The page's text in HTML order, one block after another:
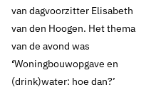
van dagvoorzitter Elisabeth
van den Hoogen. Het thema
van de avond was
‘Woningbouwopgave en
(drink)water: hoe dan?’